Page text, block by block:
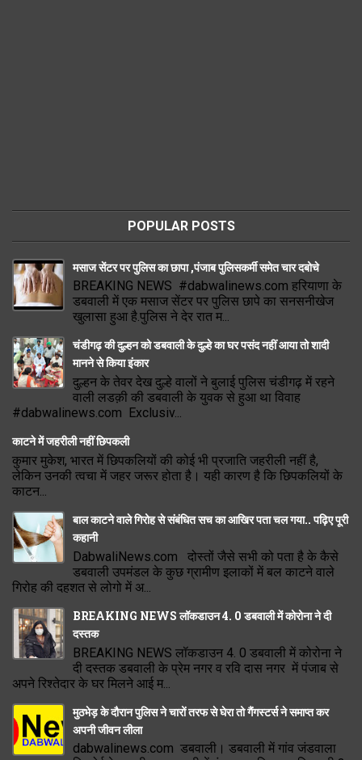
POPULAR POSTS
मसाज सेंटर पर पुलिस का छापा ,पंजाब पुलिसकर्मी समेत चार दबोचे
BREAKING NEWS #dabwalinews.com हरियाणा के
डबवाली में एक मसाज सेंटर पर पुलिस छापे का सनसनीखेज
खुलासा हुआ है.पुलिस ने देर रात म...
चंडीगढ़ की दुल्हन को डबवाली के दुल्हे का घर पसंद नहीं आया तो शादी
मानने से किया इंकार
दुल्हन के तेवर देख दुल्हे वालों ने बुलाई पुलिस चंडीगढ़ में रहने
वाली लडक़ी की डबवाली के युवक से हुआ था विवाह
#dabwalinews.com Exclusiv...
काटने में जहरीली नहीं छिपकली
कुमार मुकेश, भारत में छिपकलियों की कोई भी प्रजाति जहरीली नहीं है,
लेकिन उनकी त्वचा में जहर जरूर होता है। यही कारण है कि छिपकलियों के
काटन...
बाल काटने वाले गिरोह से संबंधित सच का आखिर पता चल गया.. पढ़िए पूरी
कहानी
DabwaliNews.com दोस्तों जैसे सभी को पता है के कैसे
डबवाली उपमंडल के कुछ ग्रामीण इलाकों में बल काटने वाले
गिरोह की दहशत से लोगो में अ...
BREAKING NEWS लॉकडाउन 4. 0 डबवाली में कोरोना ने दी
दस्तक
BREAKING NEWS लॉकडाउन 4. 0 डबवाली में कोरोना ने
दी दस्तक डबवाली के प्रेम नगर व रवि दास नगर में पंजाब से
अपने रिश्तेदार के घर मिलने आई म...
मुठभेड़ के दौरान पुलिस ने चारों तरफ से घेरा तो गैंगस्टर्स ने समाप्त कर
अपनी जीवन लीला
dabwalinews.com डबवाली। डबवाली में गांव जंडवाला